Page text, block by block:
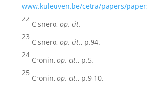
www.kuleuven.be/cetra/papers/
22
Cisnero,op. cit.
23
Cisnero,op. cit., p.94.
24
Cronin,op. cit., p.5.
25
Cronin,op. cit., p.9-10.